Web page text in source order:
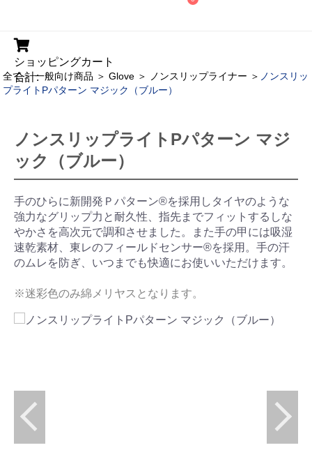
ショッピングカート
合計:
全て＞ 一般向け商品 ＞ Glove ＞ ノンスリップライナー ＞ ノンスリッ
プライトPパターン マジック（ブルー）
ノンスリップライトPパターン マジ
ック（ブルー）
手のひらに新開発Ｐパターン®を採用しタイヤのような
強力なグリップ力と耐久性、指先までフィットするしな
やかさを高次元で調和させました。また手の甲には吸湿
速乾素材、東レのフィールドセンサー®を採用。手の汗
のムレを防ぎ、いつまでも快適にお使いいただけます。
※迷彩色のみ綿メリヤスとなります。